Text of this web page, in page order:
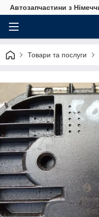
Автозапчастини з
Товари та послуги